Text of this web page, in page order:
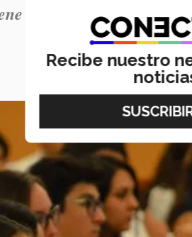
que ver con quien le
Recibe nuestro